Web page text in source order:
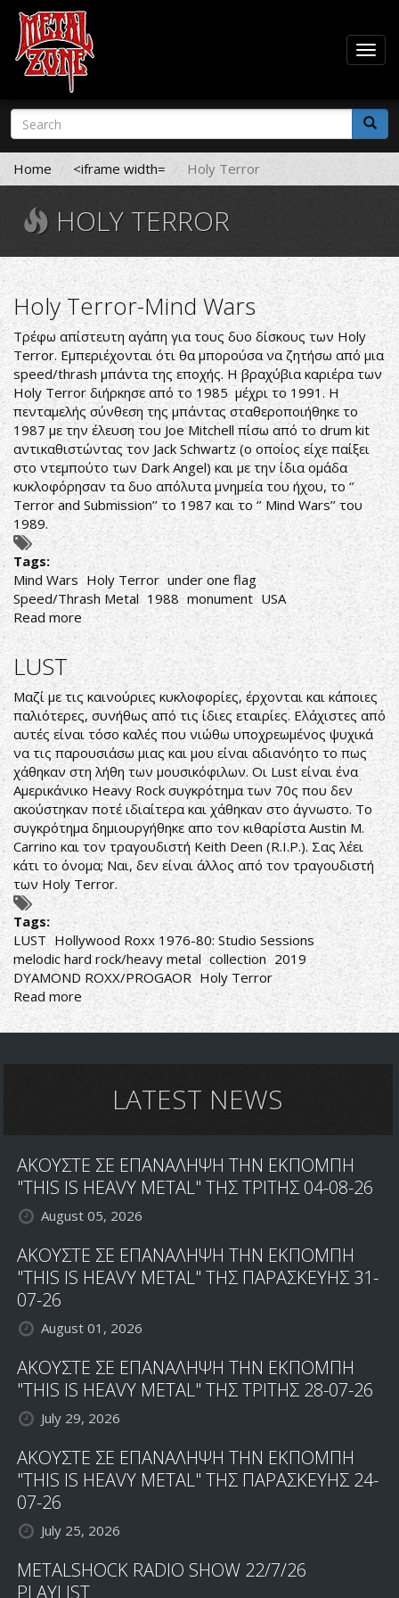
Skip
main
content
Search
form
Search
Home <iframe width= Holy Terror
HOLY TERROR
Holy Terror-Mind Wars
Τρέφω απίστευτη αγάπη για τους δυο δίσκους των Holy
Terror. Εμπεριέχονται ότι θα μπορούσα να ζητήσω από μια
speed/thrash μπάντα της εποχής. Η βραχύβια καριέρα των
Holy Terror διήρκησε από το 1985 μέχρι το 1991. Η
πενταμελής σύνθεση της μπάντας σταθεροποιήθηκε το
1987 με την έλευση του Joe Mitchell πίσω από το drum kit
αντικαθιστώντας τον Jack Schwartz (ο οποίος είχε παίξει
στο ντεμπούτο των Dark Angel) και με την ίδια ομάδα
κυκλοφόρησαν τα δυο απόλυτα μνημεία του ήχου, το ‘’
Terror and Submission’’ το 1987 και το ‘’ Mind Wars’’ του
1989.
Tags:
Mind Wars Holy Terror under one flag
Speed/Thrash Metal 1988 monument USA
Read more about
Holy
Terror-
Mind
Wars
LUST
Μαζί με τις καινούριες κυκλοφορίες, έρχονται και κάποιες
παλιότερες, συνήθως από τις ίδιες εταιρίες. Ελάχιστες από
αυτές είναι τόσο καλές που νιώθω υποχρεωμένος ψυχικά
να τις παρουσιάσω μιας και μου είναι αδιανόητο το πως
χάθηκαν στη λήθη των μουσικόφιλων. Οι Lust είναι ένα
Αμερικάνικο Heavy Rock συγκρότημα των 70ς που δεν
ακούστηκαν ποτέ ιδιαίτερα και χάθηκαν στο άγνωστο. Το
συγκρότημα δημιουργήθηκε απο τον κιθαρίστα Austin M.
Carrino και τον τραγουδιστή Keith Deen (R.I.P.). Σας λέει
κάτι το όνομα; Ναι, δεν είναι άλλος από τον τραγουδιστή
των Holy Terror.
Tags:
LUST Hollywood Roxx 1976-80: Studio Sessions
melodic hard rock/heavy metal collection 2019
DYAMOND ROXX/PROGAOR Holy Terror
Read more about
LUST
LATEST NEWS
ΑΚΟΥΣΤΕ ΣΕ ΕΠΑΝΑΛΗΨΗ ΤΗΝ ΕΚΠΟΜΠΗ
"THIS IS HEAVY METAL" ΤΗΣ ΤΡΙΤΗΣ 04-08-26
August 05, 2026
ΑΚΟΥΣΤΕ ΣΕ ΕΠΑΝΑΛΗΨΗ ΤΗΝ ΕΚΠΟΜΠΗ
"THIS IS HEAVY METAL" ΤΗΣ ΠΑΡΑΣΚΕΥΗΣ 31-
07-26
August 01, 2026
ΑΚΟΥΣΤΕ ΣΕ ΕΠΑΝΑΛΗΨΗ ΤΗΝ ΕΚΠΟΜΠΗ
"THIS IS HEAVY METAL" ΤΗΣ ΤΡΙΤΗΣ 28-07-26
July 29, 2026
ΑΚΟΥΣΤΕ ΣΕ ΕΠΑΝΑΛΗΨΗ ΤΗΝ ΕΚΠΟΜΠΗ
"THIS IS HEAVY METAL" ΤΗΣ ΠΑΡΑΣΚΕΥΗΣ 24-
07-26
July 25, 2026
METALSHOCK RADIO SHOW 22/7/26
PLAYLIST